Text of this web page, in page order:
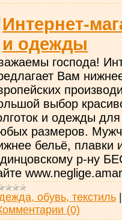
Интернет-
и одежды
господа!
Вам
выбор
и одежды
размеров.
бельё, плавки
р-ну
обувь, текстиль
(0)